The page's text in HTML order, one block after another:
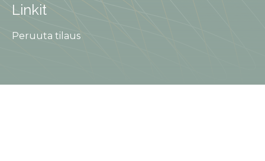
Linkit
Peruuta tilaus